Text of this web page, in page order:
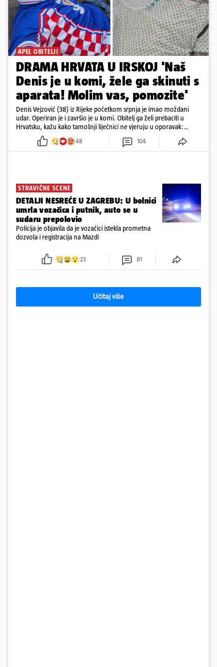
APEL OBITELJI
DRAMA HRVATA U IRSKOJ 'Naš
Denis je u komi, žele ga skinuti s
aparata! Molim vas, pomozite'
Denis Vejzović (38) iz Rijeke početkom srpnja je imao moždani
udar. Operiran je i završio je u komi. Obitelj ga želi prebaciti u
Hrvatsku, kažu kako tamošnji liječnici ne vjeruju u oporavak:
'Imamo 72 sata'
48 104
STRAVIČNE SCENE
DETALJI NESREĆE U ZAGREBU: U bolnici
umrla vozačica i putnik, auto se u
sudaru prepolovio
Policija je objavila da je vozačici istekla prometna
dozvola i registracija na Mazdi
23 81
Učitaj više